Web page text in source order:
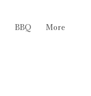
BBQ More